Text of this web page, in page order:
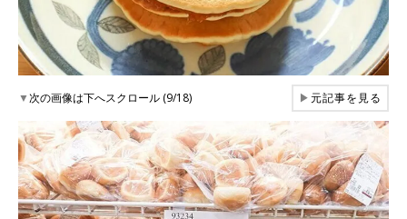
▼次の画像は下へスクロール (9/18) ▶元記事を見る